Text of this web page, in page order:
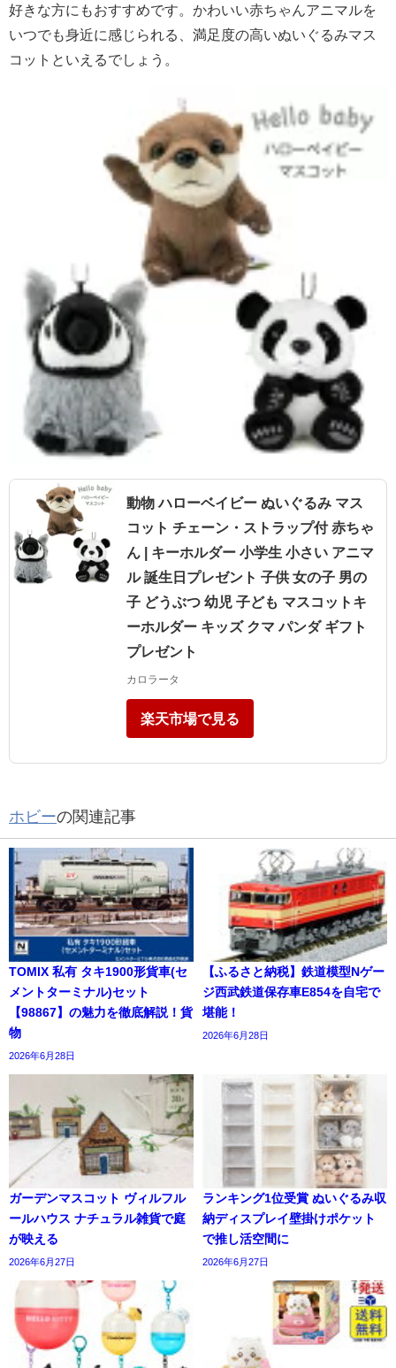
好きな方にもおすすめです。かわいい赤ちゃんアニマルを
いつでも身近に感じられる、満足度の高いぬいぐるみマス
コットといえるでしょう。
動物 ハローベイビー ぬいぐるみ マス
コット チェーン・ストラップ付 赤ちゃ
ん | キーホルダー 小学生 小さい アニマ
ル 誕生日プレゼント 子供 女の子 男の
子 どうぶつ 幼児 子ども マスコットキ
ーホルダー キッズ クマ パンダ ギフト
プレゼント
カロラータ
楽天市場で見る
ホビーの関連記事
TOMIX 私有 タキ1900形貨車(セ
メントターミナル)セット
【98867】の魅力を徹底解説！貨
物
2026年6月28日
【ふるさと納税】鉄道模型Nゲー
ジ西武鉄道保存車E854を自宅で
堪能！
2026年6月28日
ガーデンマスコット ヴィルフル
ールハウス ナチュラル雑貨で庭
が映える
2026年6月27日
ランキング1位受賞 ぬいぐるみ収
納ディスプレイ壁掛けポケット
で推し活空間に
2026年6月27日